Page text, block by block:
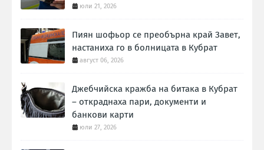
юли 21, 2026
Пиян шофьор се преобърна край Завет,
настаниха го в болницата в Кубрат
август 06, 2026
Джебчийска кражба на битака в Кубрат
– откраднаха пари, документи и
банкови карти
юли 27, 2026